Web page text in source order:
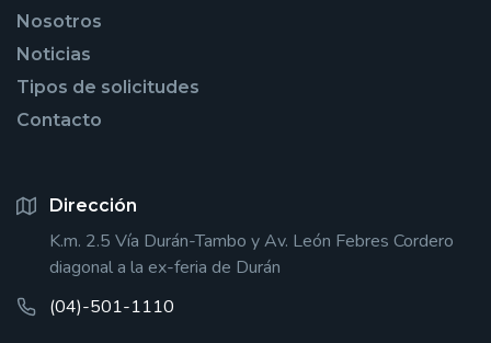
Nosotros
Noticias
Tipos de solicitudes
Contacto
Dirección
K.m. 2.5 Vía Durán-Tambo y Av. León Febres Cordero
diagonal a la ex-feria de Durán
(04)-501-1110